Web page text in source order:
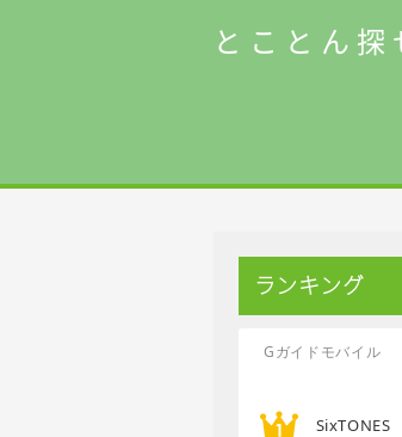
とことん探
ランキング
Gガイドモバイル
SixTONES